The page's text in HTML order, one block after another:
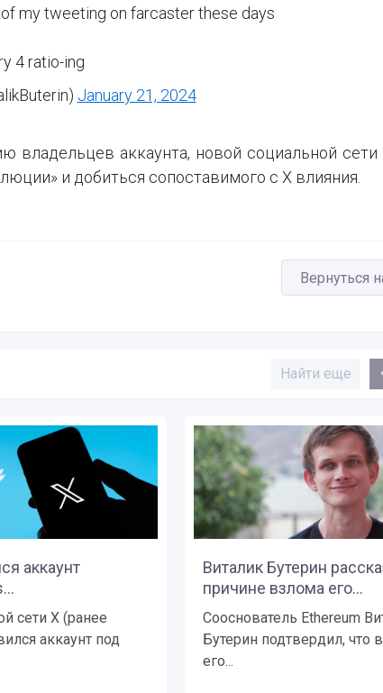
my tweeting on farcaster these days
4 ratio-ing
January 21, 2024
владельцев аккаунта, новой социальной сети
и добиться сопоставимого с X влияния.
Вернуться
Найти еще
аккаунт
сети X (ранее
аккаунт под
Виталик Бутерин
причине взлома его...
Сооснователь Ethereum
Бутерин подтвердил, что
его...